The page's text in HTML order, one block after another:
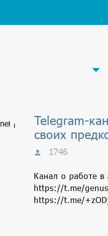
Telegram-
своих
1746
Канал о работе в
https://t.me/
https://t.me/